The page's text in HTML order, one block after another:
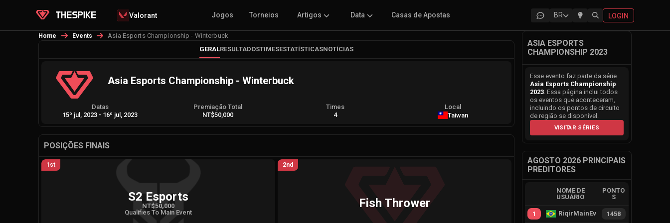
Valorant Jogos Torneios Artigos Data Casas de Apostas BR LOGIN
Home Events
Asia Esports Championship - Winterbuck
GERALRESULTADOSTIMESESTATÍSTICASNOTÍCIAS
Asia Esports Championship - Winterbuck
Datas
15º jul, 2023 - 16º jul, 2023
Premiação Total
NT$50,000
Times
4
Local
Taiwan
POSIÇÕES FINAIS
1st
S2 Esports
NT$50,000
Qualifies To Main Event
2nd
Fish Thrower
ASIA ESPORTS
CHAMPIONSHIP 2023
Esse evento faz parte da série
Asia Esports Championship
2023. Essa página inclui todos
os eventos que aconteceram,
incluindo os pontos de circuito
de região se disponível.
VISITAR SÉRIES
AGOSTO 2026 PRINCIPAIS
PREDITORES
NOME DE
USUÁRIO
PONTO
S
1 RiqirMainEvie 1458